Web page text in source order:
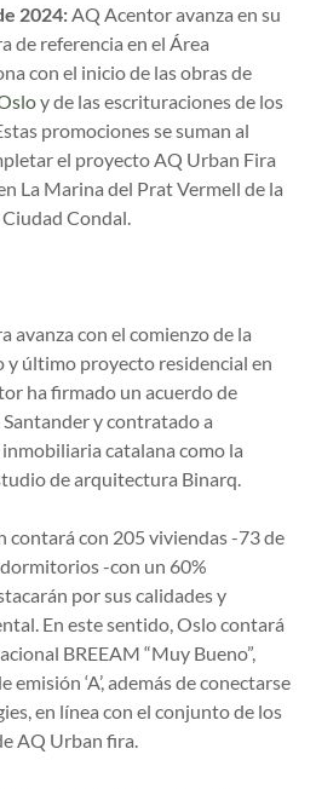
2024:AQ Acentor avanza en su
de referencia en el Área
con el inicio de las obras de
y de las escrituraciones de los
promociones se suman al
el proyecto AQ Urban Fira
La Marina del Prat Vermell de la
Condal.
avanza con el comienzo de la
y último proyecto residencial en
ha firmado un acuerdo de
y contratado a
catalana como la
de arquitectura Binarq.
contará con 205 viviendas -73 de
-con un 60%
por sus calidades y
En este sentido, Oslo contará
BREEAM “Muy Bueno”,
‘A’, además de conectarse
en línea con el conjunto de los
AQ Urban fira.